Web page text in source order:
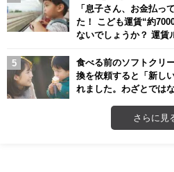
「息子さん、お金払っ
た！ こども運賃“約
ないでしょうか？ 運賃
食べる前のソフトクリ
換を依頼すると「新し
れました。わざとでは
さらに見